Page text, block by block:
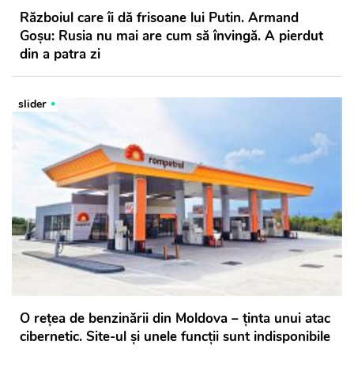
Războiul care îi dă frisoane lui Putin. Armand
Goșu: Rusia nu mai are cum să învingă. A pierdut
din a patra zi
slider
O rețea de benzinării din Moldova – ținta unui atac
cibernetic. Site-ul și unele funcții sunt indisponibile